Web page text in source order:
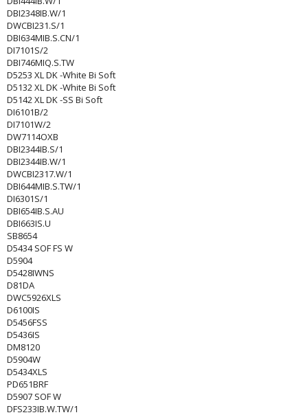
DBI2348IB.W/1
DWCBI231.S/1
DBI634MIB.S.CN/1
DI7101S/2
DBI746MIQ.S.TW
D5253 XL DK -White Bi Soft
D5132 XL DK -White Bi Soft
D5142 XL DK -SS Bi Soft
DI6101B/2
DI7101W/2
DW7114OXB
DBI2344IB.S/1
DBI2344IB.W/1
DWCBI2317.W/1
DBI644MIB.S.TW/1
DI6301S/1
DBI654IB.S.AU
DBI663IS.U
SB8654
D5434 SOF FS W
D5904
D5428IWNS
D81DA
DWC5926XLS
D6100IS
D5456FSS
D5436IS
DM8120
D5904W
D5434XLS
PD651BRF
D5907 SOF W
DFS233IB.W.TW/1